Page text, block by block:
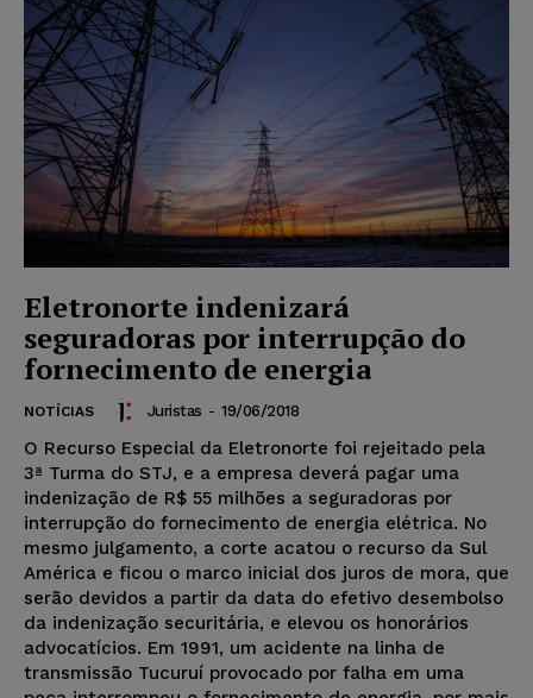
Eletronorte indenizará
seguradoras por interrupção do
fornecimento de energia
NOTÍCIAS Juristas - 19/06/2018
O Recurso Especial da Eletronorte foi rejeitado pela
3ª Turma do STJ, e a empresa deverá pagar uma
indenização de R$ 55 milhões a seguradoras por
interrupção do fornecimento de energia elétrica. No
mesmo julgamento, a corte acatou o recurso da Sul
América e ficou o marco inicial dos juros de mora, que
serão devidos a partir da data do efetivo desembolso
da indenização securitária, e elevou os honorários
advocatícios. Em 1991, um acidente na linha de
transmissão Tucuruí provocado por falha em uma